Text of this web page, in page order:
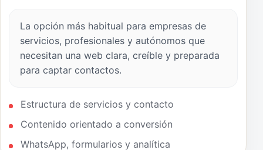
La opción más habitual para empresas de
servicios, profesionales y autónomos que
necesitan una web clara, creíble y preparada
para captar contactos.
Estructura de servicios y contacto
Contenido orientado a conversión
WhatsApp, formularios y analítica